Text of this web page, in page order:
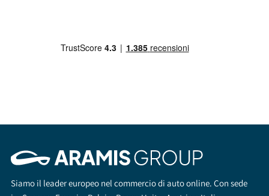
Siamo il leader europeo nel commercio di auto online. Con sede